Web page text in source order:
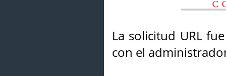
La solicitud URL
con el